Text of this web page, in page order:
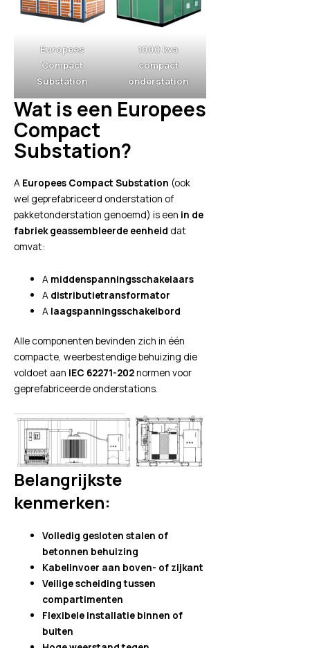
Europees
Compact
Substation
1000 kva
compact
onderstation
Wat is een Europees
Compact
Substation?
A Europees Compact Substation (ook
wel geprefabriceerd onderstation of
pakketonderstation genoemd) is een in de
fabriek geassembleerde eenheid dat
omvat:
A middenspanningsschakelaars
A distributietransformator
A laagspanningsschakelbord
Alle componenten bevinden zich in één
compacte, weerbestendige behuizing die
voldoet aan IEC 62271-202normen voor
geprefabriceerde onderstations.
Belangrijkste
kenmerken:
Volledig gesloten stalen of
betonnen behuizing
Kabelinvoer aan boven- of zijkant
Veilige scheiding tussen
compartimenten
Flexibele installatie binnen of
buiten